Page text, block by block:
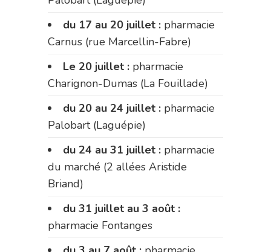
du 17 au 20 juillet : pharmacie
Carnus (rue Marcellin-Fabre)
Le 20 juillet : pharmacie
Charignon-Dumas (La Fouillade)
du 20 au 24 juillet : pharmacie
Palobart (Laguépie)
du 24 au 31 juillet : pharmacie
du marché (2 allées Aristide
Briand)
du 31 juillet au 3 août :
pharmacie Fontanges